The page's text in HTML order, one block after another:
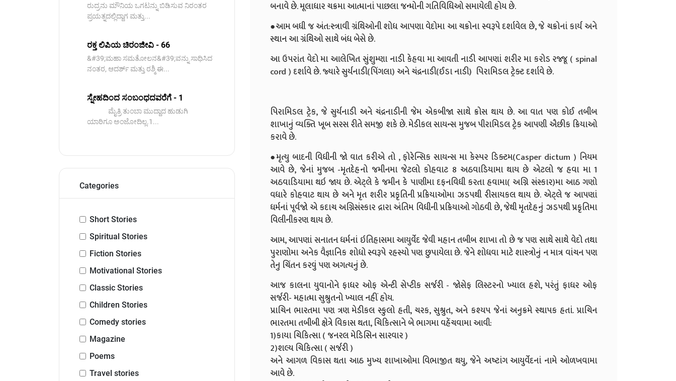
ರುದ್ರನು ಮೌನಿಯ ಒಗಟನ್ನು ಬಿಡಿಸುವ ನಿರಂತರ
ಪ್ರಯತ್ನದಲ್ಲಿದ್ದಾಗ ಮತ್ತು...
ರಕ್ತ ಲಿಪಿಯ ಚಿರಂಜೀವಿ - 66
&#39;ಮಹಾ ಸಮತೋಲನ&#39;ವನ್ನು ಸಾಧಿಸಿದ
ನಂತರ, ಆದರ್ಶ್ ಮತ್ತು ರಶ್ಮಿ ಈ...
ಸ್ನೇಹದಿಂದ ಸಂಬಂಧದವರೆಗೆ - 1
ಮೈತ್ರಿ ತುಂಬಾ ಮುದ್ದಾದ ಹುಡುಗಿ
ಯಾರಿಗೂ ಅಂಜೋದಿಲ್ಲ.1...
Categories
Short Stories
Spiritual Stories
Fiction Stories
Motivational Stories
Classic Stories
Children Stories
Comedy stories
Magazine
Poems
Travel stories
બનાવે છે. મૂલાધાર ચક્રમા આત્માનાં પાછલા જન્મોની ગતિવિધિઓ સમાયેલી હોય છે.
●આમ બધી જ અંત:સ્ત્રાવી ગ્રંથિઓની શોધ આપણા વેદોમા આ ચક્રોના સ્વરૂપે દર્શાવેલ છે, જે ચક્રોનાં કાર્ય અને
સ્થાન આ ગ્રંથિઓ સાથે બંધ બેસે છે.
આ ઉપરાંત વેદો મા આલેખિત સુંશુમ્ણા નાડી કેહવા મા આવતી નાડી આપણાં શરીર મા કરોડ રજ્જૂ ( spinal
cord ) દર્શાવે છે. જ્યારે સુર્યનાડી(પિંગલા) અને ચંદ્રનાડી(ઈડા નાડી) પિરામિડલ ટ્રેક્ટ દર્શાવે છે.
પિરામિડલ ટ્રેક, જે સુર્યનાડી અને ચંદ્રનાડીની જેમ એકબીજા સાથે ક્રોસ થાય છે. આ વાત પણ કોઈ તબીબ
શાખાનું વ્યક્તિ ખૂબ સરસ રીતે સમજી શકે છે. મેડીકલ સાયન્સ મુજબ પીરામિડલ ટ્રેક આપણી ઐછીક ક્રિયાઓ
કરાવે છે.
●મૃત્યુ બાદની વિધીની જો વાત કરીએ તો , ફોરેન્સિક સાયન્સ મા કેસ્પર ડિક્ટમ(Casper dictum ) નિયમ
આવે છે, જેનાં મુજબ -મૃતદેહનો જમીનમા જેટલો કોહવાટ 8 અઠવાડિયામા થાય છે એટલો જ હવા મા 1
અઠવાડિયામા થઇ જાય છે. એટ્લે કે જમીન કે પાણીમા દફનવિધી કરતા હવામા( અગ્નિ સંસ્કાર)મા આઠ ગણો
વધારે કોહવાટ થાય છે અને મૃત શરીર પ્રકૃતિની પ્રક્રિયાઓમા ઝડપથી રીસાયકલ થાય છે. એટ્લે જ આપણાં
ધર્મનાં પૂર્વજો એ કદાચ અગ્નિસંસ્કાર દ્રારા અંતિમ વિધીની પ્રક્રિયાઓ ગોઠવી છે, જેથી મૃતદેહનું ઝડપથી પ્રકૃતિમા
વિલીનીકરણ થાય છે.
આમ, આપણાં સનાતન ધર્મનાં ઇતિહાસમા આયુર્વેદ જેવી મહાન તબીબ શાખા તો છે જ પણ સાથે સાથે વેદો તથા
પુરાણોમા અનેક વૈજ્ઞાનિક શોધો સ્વરૂપે રહસ્યો પણ છુપાયેલા છે. જેને શોધવા માટે શાસ્ત્રોનું ન માત્ર વાંચન પણ
તેનુ ચિંતન કરવું પણ અગત્યનું છે.
આજ કાલના યુવાનોને ફાધર ઓફ એન્ટી સેપ્ટીક સર્જરી - જોસેફ લિસ્ટરનો ખ્યાલ હશે,પરંતું ફાધર ઓફ
સર્જરી-મહાત્મા સુશ્રુતનો ખ્યાલ નહીં હોય.
પ્રાચિન ભારતમા પણ ત્રણ મેડીકલ સ્કુલો હતી, ચરક, સુશ્રુત, અને કશ્યપ જેનાં અનુક્રમે સ્થાપક હતાં. પ્રાચિન
ભારતમા તબીબી ક્ષેત્રે વિકાસ થતા, ચિકિત્સાને બે ભાગમા વહેંચવામા આવી:
1)કાયા ચિકિત્સા ( જનરલ મેડિસિન સારવાર )
2)શલ્ય ચિકિત્સા ( સર્જરી )
અને આગળ વિકાસ થતા આઠ મુખ્ય શાખાઓમા વિભાજીત થયુ, જેને અષ્ટાંગ આયુર્વેદનાં નામે ઓળખવામા
આવે છે.